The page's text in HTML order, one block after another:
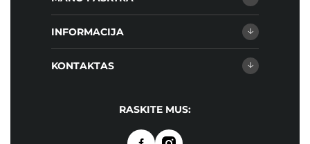
INFORMACIJA
KONTAKTAS
RASKITE MUS: